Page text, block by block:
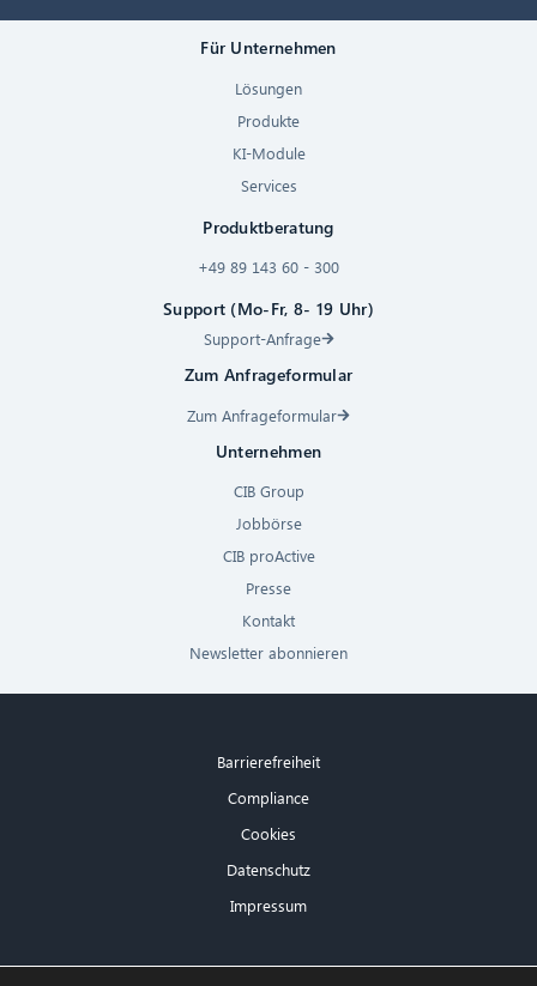
Für Unternehmen
Lösungen
Produkte
KI-Module
Services
Produktberatung
+49 89 143 60 - 300
Support (Mo-Fr, 8- 19 Uhr)
Support-Anfrage
Zum Anfrageformular
Zum Anfrageformular
Unternehmen
CIB Group
Jobbörse
CIB proActive
Presse
Kontakt
Newsletter abonnieren
Barrierefreiheit
Compliance
Cookies
Datenschutz
Impressum